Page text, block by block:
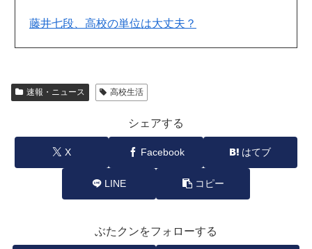
藤井七段、高校の単位は大丈夫？
速報・ニュース 高校生活
シェアする
X Facebook はてブ
LINE コピー
ぶたクンをフォローする